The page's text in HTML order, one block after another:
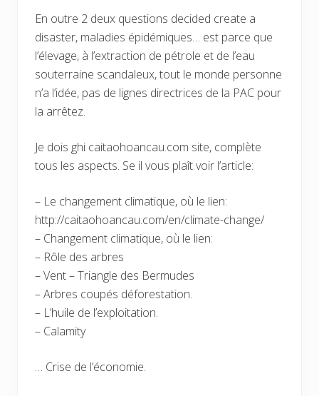
En outre 2 deux questions decided create a
disaster, maladies épidémiques… est parce que
l’élevage, à l’extraction de pétrole et de l’eau
souterraine scandaleux, tout le monde personne
n’a l’idée, pas de lignes directrices de la PAC pour
la arrêtez.
Je dois ghi caitaohoancau.com site, complète
tous les aspects. Se il vous plaît voir l’article:
– Le changement climatique, où le lien:
http://caitaohoancau.com/en/climate-change/
– Changement climatique, où le lien:
– Rôle des arbres
– Vent – Triangle des Bermudes
– Arbres coupés déforestation.
– L’huile de l’exploitation.
– Calamity
… Crise de l’économie.